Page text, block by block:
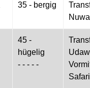
35 - bergig
45 -
hügelig
- - - - -